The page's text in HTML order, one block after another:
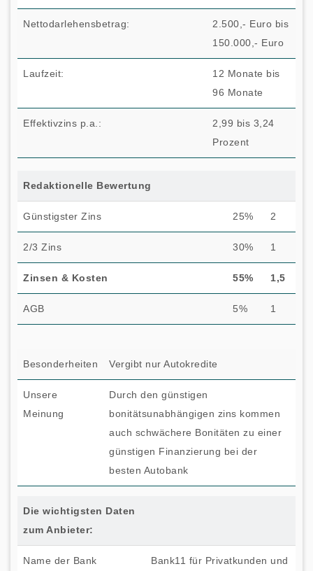
Nettodarlehensbetrag:
2.500,- Euro bis
150.000,- Euro
Laufzeit:
12 Monate bis
96 Monate
Effektivzins p.a.:
2,99 bis 3,24
Prozent
Redaktionelle Bewertung
Günstigster Zins 25% 2
2/3 Zins 30% 1
Zinsen & Kosten 55% 1,5
AGB 5% 1
Besonderheiten Vergibt nur Autokredite
Unsere
Meinung
Durch den günstigen
bonitätsunabhängigen zins kommen
auch schwächere Bonitäten zu einer
günstigen Finanzierung bei der
besten Autobank
Die wichtigsten Daten
zum Anbieter:
Name der Bank
Bank11 für Privatkunden und